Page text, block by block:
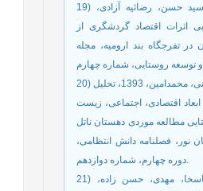
19) مطیعی لنگرودی، سید حسن، رضائیه آزادی،
ارزیابی اثرات اقتصاد گردشگری از
در تفرجگاه بند ارومیه، مجله
20) ملکی، آرش، خراسانی، محمدامین، 1393، تحلیل
اقتصادی، اجتماعی، زیست
مطالعه موردی دهستان ناتل
نور، فصلنامه دانش انتظامی،
دوره چهارم، شماره دوازدهم.
21) ناصری، علیرضا، باسخا، مهدی، حسن زاده،